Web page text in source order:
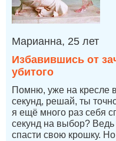
Марианна, 25 лет
Избавившись от
убитого
Помню, уже на кресле
секунд, решай, ты
я ещё много раз себя
секунд на выбор? Ведь
спасти свою крошку.